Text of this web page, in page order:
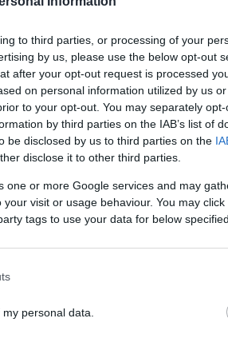
to third parties, or processing of your
by us, please use the below opt-out
after your opt-out request is processed
on personal information utilized by us
to your opt-out. You may separately
by third parties on the IAB’s list of
be disclosed by us to third parties on the
disclose it to other third parties.
one or more Google services and may
visit or usage behaviour. You may
tags to use your data for below
personal data.
έζησε στη σελίδα της στο
να ανασαίνει μαζί με
και εκλεκτούς λυρικούς,
από τον Μάντζαρο και τον
για 185 χρόνια. Δεν ήταν
έχει η Τέχνη να ενώνει